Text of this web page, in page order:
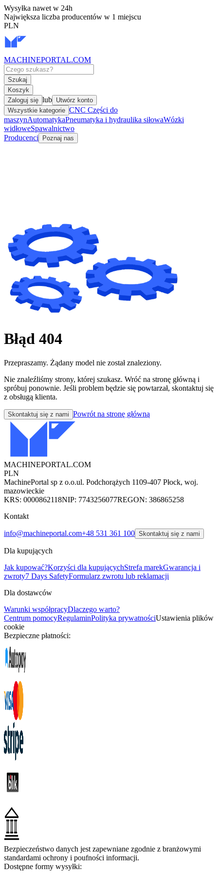
Wysyłka nawet w 24h
Największa liczba producentów w 1 miejscu
PLN
MACHINEPORTAL.COM
Szukaj
Koszyk
Zaloguj się lub Utwórz konto
Wszystkie kategorie CNC Części do
maszynAutomatykaPneumatyka i hydraulika siłowaWózki
widłoweSpawalnictwo
Producenci
Poznaj nas
Błąd 404
Przepraszamy. Żądany model nie został znaleziony.
Nie znaleźliśmy strony, której szukasz. Wróć na stronę główną i
spróbuj ponownie. Jeśli problem będzie się powtarzał, skontaktuj się
z obsługą klienta.
Skontaktuj się z nami Powrót na stronę główną
MACHINEPORTAL.COM
PLN
MachinePortal sp z o.o.ul. Podchorążych 1109-407 Płock, woj.
mazowieckie
KRS: 0000862118NIP: 7743256077REGON: 386865258
Kontakt
info@machineportal.com+48 531 361 100 Skontaktuj się z nami
Dla kupujących
Jak kupować?Korzyści dla kupującychStrefa marekGwarancja i
zwroty7 Days SafetyFormularz zwrotu lub reklamacji
Dla dostawców
Warunki współpracyDlaczego warto?
Centrum pomocyRegulaminPolityka prywatnościUstawienia plików
cookie
Bezpieczne płatności:
Bezpieczeństwo danych jest zapewniane zgodnie z branżowymi
standardami ochrony i poufności informacji.
Dostępne formy wysyłki: